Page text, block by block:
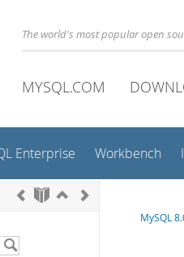
The world's most popular open
MYSQL.COM
Enterprise Workbench
MySQL